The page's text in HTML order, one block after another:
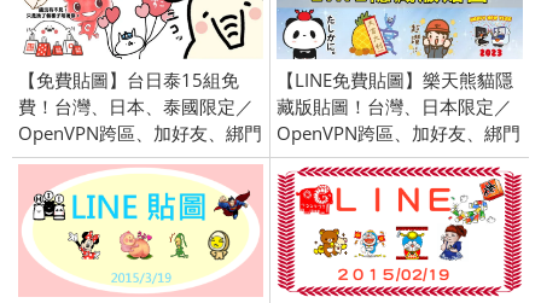
【免費貼圖】台日泰15組免
費！台灣、日本、泰國限定／
OpenVPN跨區、加好友、綁門
號／2020/3/3
【LINE免費貼圖】樂天熊貓隱
藏版貼圖！台灣、日本限定／
OpenVPN跨區、加好友、綁門
號／2022/12/14